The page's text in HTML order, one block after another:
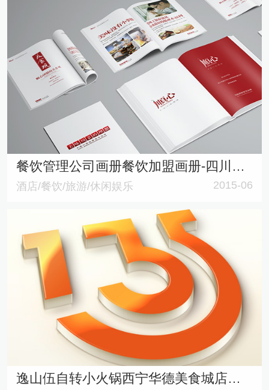
餐饮管理公司画册餐饮加盟画册-四川顺心餐饮管理有限公司企业宣传册
酒店/餐饮/旅游/休闲娱乐 2015-06
逸山伍自转小火锅西宁华德美食城店品牌形象设计